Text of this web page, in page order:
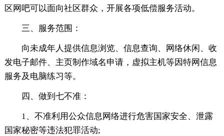
区网吧可以面向社区群众，开展各项低偿服务活动。
三、服务范围：
向未成年人提供信息浏览、信息查询、网络休闲、收
发电子邮件、主页制作域名申请，虚拟主机等因特网信息
服务及电脑练习等。
四、做到七不准：
1、不准利用公众信息网络进行危害国家安全、泄露
国家秘密等违法犯罪活动;